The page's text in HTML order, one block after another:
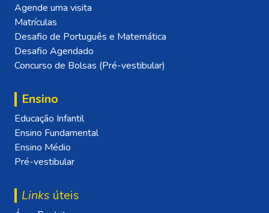
Agende uma visita
Matrículas
Desafio de Português e Matemática
Desafio Agendado
Concurso de Bolsas (Pré-vestibular)
Ensino
Educação Infantil
Ensino Fundamental
Ensino Médio
Pré-vestibular
Links úteis